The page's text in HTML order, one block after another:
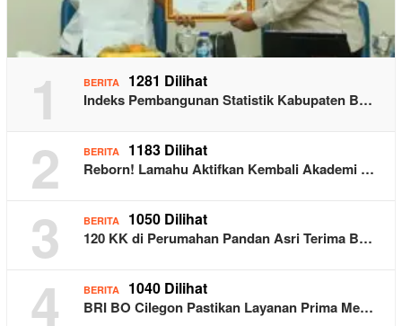
1 BERITA 1281 Dilihat
Indeks Pembangunan Statistik Kabupaten B…
2 BERITA 1183 Dilihat
Reborn! Lamahu Aktifkan Kembali Akademi …
3 BERITA 1050 Dilihat
120 KK di Perumahan Pandan Asri Terima B…
4 BERITA 1040 Dilihat
BRI BO Cilegon Pastikan Layanan Prima Me…